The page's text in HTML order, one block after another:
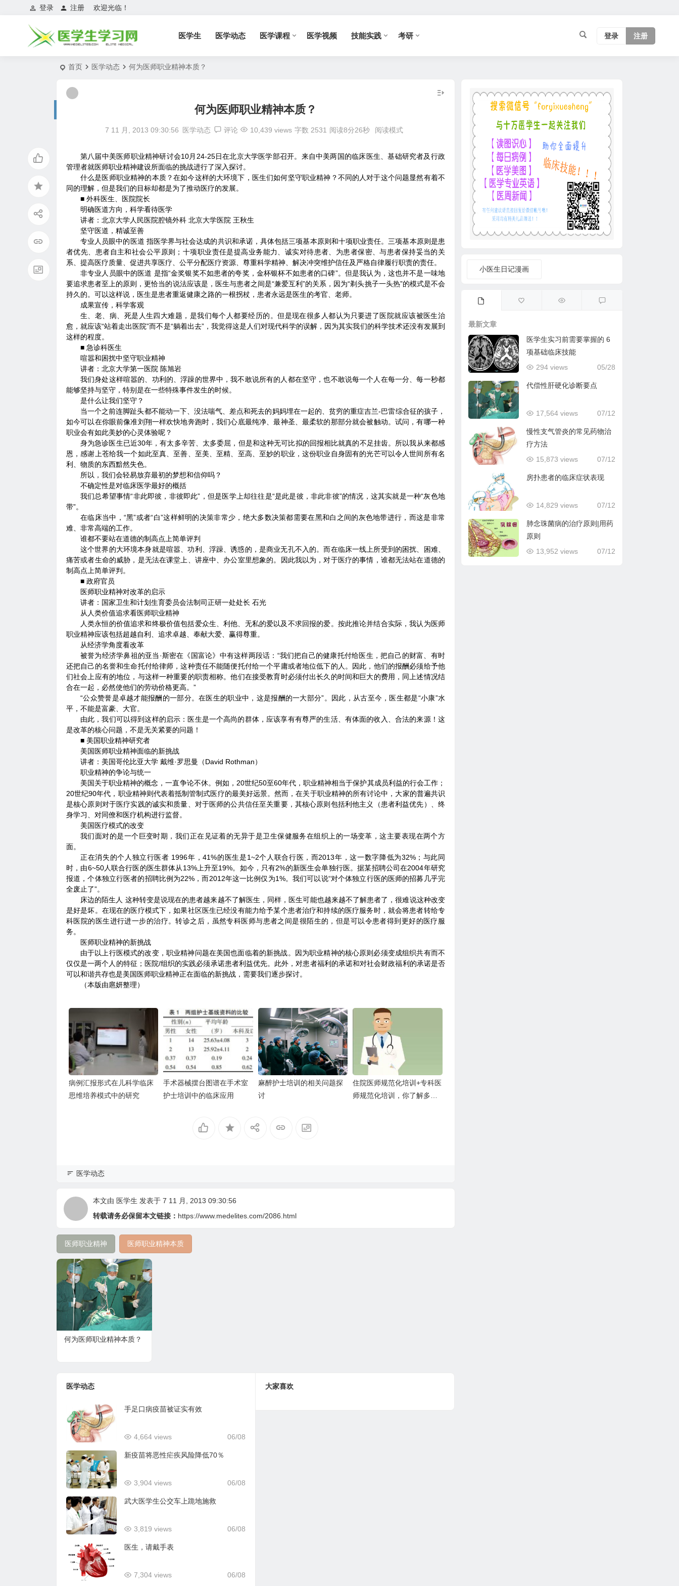
欢迎光临！
登录 注册
医学生 医学动态 医学课程 医学视频 技能实践 考研 登录 注册
首页 医学动态 何为医师职业精神本质？
何为医师职业精神本质？
7 11 月, 2013 09:30:56 医学动态 评论 10,439 views 字数 2531 阅读8分26秒 阅读模式
第八届中美医师职业精神研讨会10月24-25日在北京大学医学部召开。来自中美两国的临床医生、基础研究者及行政
管理者就医师职业精神建设所面临的挑战进行了深入探讨。
什么是医师职业精神的本质？在如今这样的大环境下，医生们如何坚守职业精神？不同的人对于这个问题显然有着不
同的理解，但是我们的目标却都是为了推动医疗的发展。
■ 外科医生、医院院长
明确医道方向，科学看待医学
讲者：北京大学人民医院腔镜外科 北京大学医院 王秋生
坚守医道，精诚至善
专业人员眼中的医道 指医学界与社会达成的共识和承诺，具体包括三项基本原则和十项职业责任。三项基本原则是患
者优先、患者自主和社会公平原则；十项职业责任是提高业务能力、诚实对待患者、为患者保密、与患者保持妥当的关
系、提高医疗质量、促进共享医疗、公平分配医疗资源、尊重科学精神、解决冲突维护信任及严格自律履行职责的责任。
非专业人员眼中的医道 是指“金奖银奖不如患者的夸奖，金杯银杯不如患者的口碑”。但是我认为，这也并不是一味地
要追求患者至上的原则，更恰当的说法应该是，医生与患者之间是“兼爱互利”的关系，因为“剃头挑子一头热”的模式是不会
持久的。可以这样说，医生是患者重返健康之路的一根拐杖，患者永远是医生的考官、老师。
成果宣传，科学客观
生、老、病、死是人生四大难题，是我们每个人都要经历的。但是现在很多人都认为只要进了医院就应该被医生治
愈，就应该“站着走出医院”而不是“躺着出去”，我觉得这是人们对现代科学的误解，因为其实我们的科学技术还没有发展到
这样的程度。
■ 急诊科医生
喧嚣和困扰中坚守职业精神
讲者：北京大学第一医院 陈旭岩
我们身处这样喧嚣的、功利的、浮躁的世界中，我不敢说所有的人都在坚守，也不敢说每一个人在每一分、每一秒都
能够坚持与坚守，特别是在一些特殊事件发生的时候。
是什么让我们坚守？
当一个之前连脚趾头都不能动一下、没法喘气、差点和死去的妈妈埋在一起的、贫穷的重症吉兰-巴雷综合征的孩子，
如今可以在你眼前像准刘翔一样欢快地奔跑时，我们心底最纯净、最神圣、最柔软的那部分就会被触动。试问，有哪一种
职业会有如此美妙的心灵体验呢？
身为急诊医生已近30年，有太多辛苦、太多委屈，但是和这种无可比拟的回报相比就真的不足挂齿。所以我从来都感
恩，感谢上苍给我一个如此至真、至善、至美、至精、至高、至妙的职业，这份职业自身固有的光芒可以令人世间所有名
利、物质的东西黯然失色。
所以，我们会轻易放弃最初的梦想和信仰吗？
不确定性是对临床医学最好的概括
我们总希望事情“非此即彼，非彼即此”，但是医学上却往往是“是此是彼，非此非彼”的情况，这其实就是一种“灰色地
带”。
在临床当中，“黑”或者“白”这样鲜明的决策非常少，绝大多数决策都需要在黑和白之间的灰色地带进行，而这是非常
难、非常高端的工作。
谁都不要站在道德的制高点上简单评判
这个世界的大环境本身就是喧嚣、功利、浮躁、诱惑的，是商业无孔不入的。而在临床一线上所受到的困扰、困难、
痛苦或者生命的威胁，是无法在课堂上、讲座中、办公室里想象的。因此我以为，对于医疗的事情，谁都无法站在道德的
制高点上简单评判。
■ 政府官员
医师职业精神对改革的启示
讲者：国家卫生和计划生育委员会法制司正研一处处长 石光
从人类价值追求看医师职业精神
人类永恒的价值追求和终极价值包括爱众生、利他、无私的爱以及不求回报的爱。按此推论并结合实际，我认为医师
职业精神应该包括超越自利、追求卓越、奉献大爱、赢得尊重。
从经济学角度看改革
被誉为经济学鼻祖的亚当·斯密在《国富论》中有这样两段话：“我们把自己的健康托付给医生，把自己的财富、有时
还把自己的名誉和生命托付给律师，这种责任不能随便托付给一个平庸或者地位低下的人。因此，他们的报酬必须给予他
们社会上应有的地位，与这样一种重要的职责相称。他们在接受教育时必须付出长久的时间和巨大的费用，同上述情况结
合在一起，必然使他们的劳动价格更高。”
“公众赞誉是卓越才能报酬的一部分。在医生的职业中，这是报酬的一大部分”。因此，从古至今，医生都是“小康”水
平，不能是富豪、大官。
由此，我们可以得到这样的启示：医生是一个高尚的群体，应该享有有尊严的生活、有体面的收入、合法的来源！这
是改革的核心问题，不是无关紧要的问题！
■ 美国职业精神研究者
美国医师职业精神面临的新挑战
讲者：美国哥伦比亚大学 戴维·罗思曼（David Rothman）
职业精神的争论与统一
美国关于职业精神的概念，一直争论不休。例如，20世纪50至60年代，职业精神相当于保护其成员利益的行会工作；
20世纪90年代，职业精神则代表着抵制管制式医疗的最美好远景。然而，在关于职业精神的所有讨论中，大家的普遍共识
是核心原则对于医疗实践的诚实和质量、对于医师的公共信任至关重要，其核心原则包括利他主义（患者利益优先）、终
身学习、对同僚和医疗机构进行监督。
美国医疗模式的改变
我们面对的是一个巨变时期，我们正在见证着的无异于是卫生保健服务在组织上的一场变革，这主要表现在两个方
面。
正在消失的个人独立行医者 1996年，41%的医生是1~2个人联合行医，而2013年，这一数字降低为32%；与此同
时，由6~50人联合行医的医生群体从13%上升至19%。如今，只有2%的新医生会单独行医。据某招聘公司在2004年研究
报道，个体独立行医者的招聘比例为22%，而2012年这一比例仅为1%。我们可以说“对个体独立行医的医师的招募几乎完
全废止了”。
床边的陌生人 这种转变是说现在的患者越来越不了解医生，同样，医生可能也越来越不了解患者了，很难说这种改变
是好是坏。在现在的医疗模式下，如果社区医生已经没有能力给予某个患者治疗和持续的医疗服务时，就会将患者转给专
科医院的医生进行进一步的治疗。转诊之后，虽然专科医师与患者之间是很陌生的，但是可以令患者得到更好的医疗服
务。
医师职业精神的新挑战
由于以上行医模式的改变，职业精神问题在美国也面临着的新挑战。因为职业精神的核心原则必须变成组织共有而不
仅仅是一两个人的特征；医院/组织的实践必须承诺患者利益优先。此外，对患者福利的承诺和对社会财政福利的承诺是否
可以和谐共存也是美国医师职业精神正在面临的新挑战，需要我们逐步探讨。
（本版由扈妍整理）
病例汇报形式在儿科学临床
思维培养模式中的研究
手术器械摆台图谱在手术室
护士培训中的临床应用
麻醉护士培训的相关问题探
讨
住院医师规范化培训+专科医
师规范化培训，你了解多
医学动态
本文由 医学生 发表于 7 11 月, 2013 09:30:56
转载请务必保留本文链接： https://www.medelites.com/2086.html
医师职业精神 医师职业精神本质
何为医师职业精神本质？
医学动态
手足口病疫苗被证实有效
06/08
4,664 views
新疫苗将恶性疟疾风险降低70％
06/08
3,904 views
武大医学生公交车上跪地施救
06/08
3,819 views
医生，请戴手表
06/08
7,304 views
大家喜欢
小医生日记漫画
最新文章
医学生实习前需要掌握的 6
项基础临床技能
05/28
294 views
代偿性肝硬化诊断要点
07/12
17,564 views
慢性支气管炎的常见药物治
疗方法
07/12
15,873 views
房扑患者的临床症状表现
07/12
14,829 views
肺念珠菌病的治疗原则|用药
原则
07/12
13,952 views